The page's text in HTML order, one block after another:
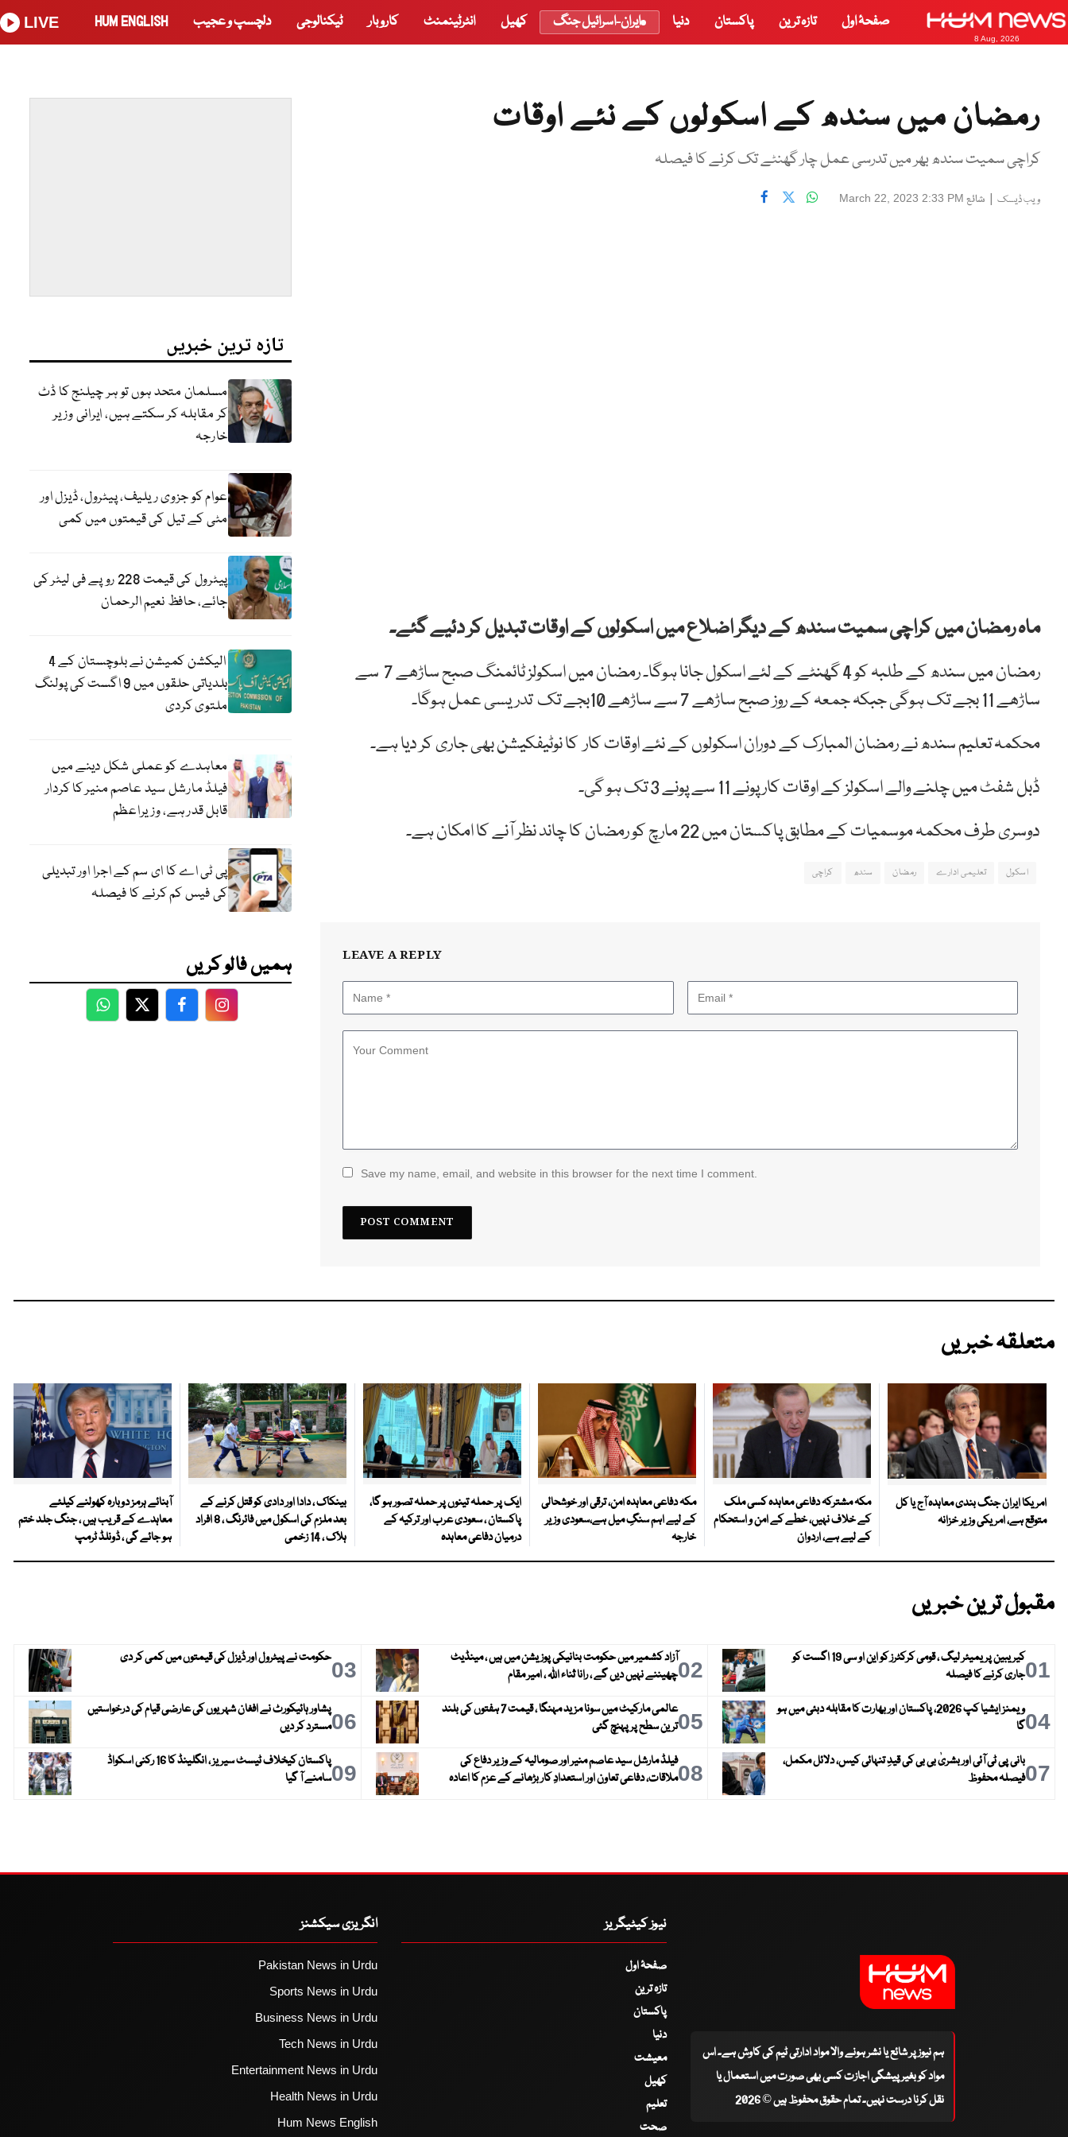
8 Aug, 2026
صفحۂ اول تازہ ترین پاکستان دنیا ایران-اسرائیل جنگ کھیل انٹرٹینمنٹ کاروبار ٹیکنالوجی دلچسپ و عجیب HUM ENGLISH
LIVE
رمضان میں سندھ کے اسکولوں کے نئے اوقات
کراچی سمیت سندھ بھر میں تدرسی عمل چار گھنٹے تک کرنے کا فیصلہ
ویب ڈیسک | شائع March 22, 2023 2:33 PM
ماہ رمضان میں کراچی سمیت سندھ کے دیگر اضلاع میں اسکولوں کے اوقات تبدیل کر دئیے گئے۔
رمضان میں سندھ کے طلبہ کو 4 گھنٹے کے لئے اسکول جانا ہوگا۔ رمضان میں اسکولز ٹائمنگ صبح ساڑھے 7 سے
ساڑھے 11 بجے تک ہوگی جبکہ جمعہ کے روز صبح ساڑھے 7 سے ساڑھے 10بجے تک تدریسی عمل ہوگا۔
محکمہ تعلیم سندھ نے رمضان المبارک کے دوران اسکولوں کے نئے اوقات کار کا نوٹیفکیشن بھی جاری کر دیا ہے۔
ڈبل شفٹ میں چلنے والے اسکولز کے اوقات کار پونے 11 سے پونے 3 تک ہو گی۔
دوسری طرف محکمہ موسمیات کے مطابق پاکستان میں 22 مارچ کو رمضان کا چاند نظر آنے کا امکان ہے۔
اسکول تعلیمی ادارے رمضان سندھ کراچی
LEAVE A REPLY
Save my name, email, and website in this browser for the next time I comment.
تازہ ترین خبریں
مسلمان متحد ہوں تو ہر چیلنج کا ڈٹ
کر مقابلہ کر سکتے ہیں، ایرانی وزیر
خارجہ
عوام کو جزوی ریلیف، پیٹرول، ڈیزل اور
مٹی کے تیل کی قیمتوں میں کمی
پیٹرول کی قیمت 228 روپے فی لیٹر کی
جائے، حافظ نعیم الرحمان
الیکشن کمیشن نے بلوچستان کے 4
بلدیاتی حلقوں میں 9 اگست کی پولنگ
ملتوی کردی
معاہدے کو عملی شکل دینے میں
فیلڈ مارشل سید عاصم منیر کا کردار
قابل قدر ہے، وزیراعظم
پی ٹی اے کا ای سم کے اجرا اور تبدیلی
کی فیس کم کرنے کا فیصلہ
ہمیں فالو کریں
WhatsApp
TwitterFacebookFacebook
متعلقہ خبریں
امریکا ایران جنگ بندی معاہدہ آج یا کل
متوقع ہے، امریکی وزیر خزانہ
مکہ مشترکہ دفاعی معاہدہ کسی ملک
کے خلاف نہیں، خطے کے امن و استحکام
کے لیے ہے، اردوان
مکہ دفاعی معاہدہ امن، ترقی اور خوشحالی
کے لیے اہم سنگِ میل ہے،سعودی وزیر
خارجہ
ایک پر حملہ تینوں پر حملہ تصور ہو گا،
پاکستان ، سعودی عرب اور ترکیہ کے
درمیان دفاعی معاہدہ
بینکاک ، دادا اور دادی کو قتل کرنے کے
بعد ملزم کی اسکول میں فائرنگ ، 8 افراد
ہلاک ، 14 زخمی
آبنائے ہرمز دوبارہ کھولنے کیلئے
معاہدے کے قریب ہیں ، جنگ جلد ختم
ہو جائے گی ، ڈونلڈ ٹرمپ
مقبول ترین خبریں
01
کیریبین پریمیئر لیگ ، قومی کرکٹرز کو این او سی 19 اگست کو
جاری کرنے کا فیصلہ
02آزاد کشمیر میں حکومت بنانیکی پوزیشن میں ہیں ، مینڈیٹ
چھیننے نہیں دیں گے ، رانا ثناء اللہ ، امیر مقام
03حکومت نے پیٹرول اور ڈیزل کی قیمتوں میں کمی کر دی
04
ویمنز ایشیا کپ 2026، پاکستان اور بھارت کا مقابلہ دبئی میں ہو
گا
05
عالمی مارکیٹ میں سونا مزید مہنگا ، قیمت 7 ہفتوں کی بلند
ترین سطح پر پہنچ گئی
06پشاور ہائیکورٹ نے افغان شہریوں کی عارضی قیام کی درخواستیں
مسترد کر دیں
07بانی پی ٹی آئی اور بشریٰ بی بی کی قیدِ تنہائی کیس، دلائل مکمل،
فیصلہ محفوظ
08فیلڈ مارشل سید عاصم منیر اور صومالیہ کے وزیر دفاع کی
ملاقات، دفاعی تعاون اور استعدادِ کار بڑھانے کے عزم کا اعادہ
09
پاکستان کیخلاف ٹیسٹ سیریز ، انگلینڈ کا 16 رکنی اسکواڈ
سامنے آ گیا
ہم نیوز پر شائع یا نشر ہونے والا مواد ادارتی ٹیم کی کاوش ہے۔ اس
مواد کو بغیر پیشگی اجازت کسی بھی صورت میں استعمال یا
نقل کرنا درست نہیں۔ تمام حقوق محفوظ ہیں © 2026
نیوز کیٹیگریز
صفحۂ اول
تازہ ترین
پاکستان
دنیا
معیشت
کھیل
تعلیم
صحت
انگریزی سیکشنز
Pakistan News in Urdu
Sports News in Urdu
Business News in Urdu
Tech News in Urdu
Entertainment News in Urdu
Health News in Urdu
Hum News English